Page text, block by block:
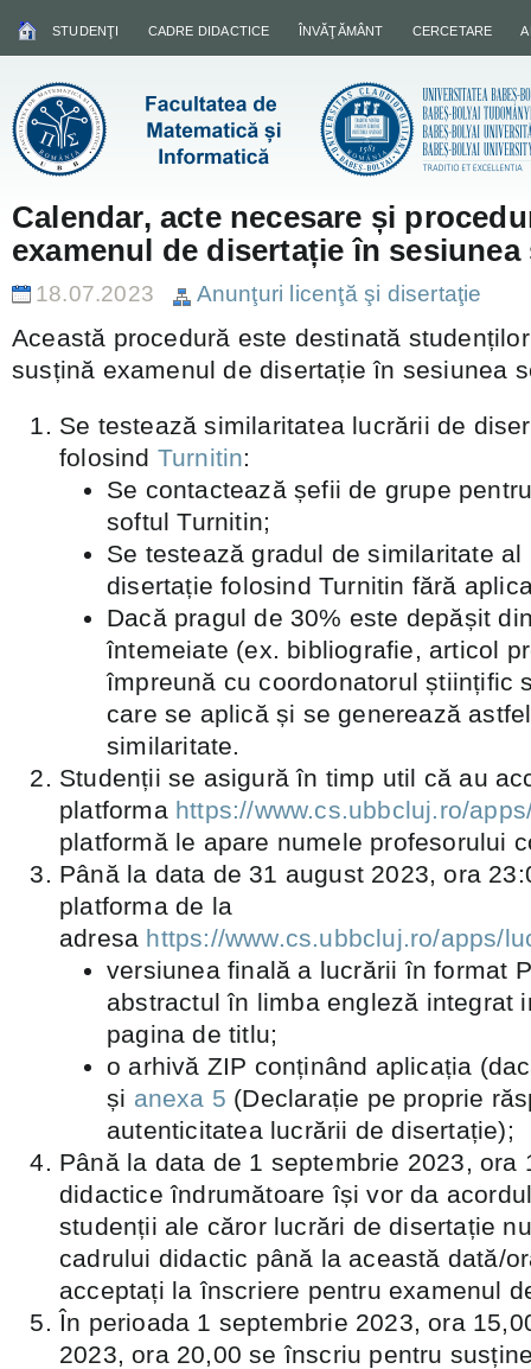
STUDENŢI CADRE DIDACTICE ÎNVĂŢĂMÂNT CERCETARE
Calendar, acte necesare și
examenul de disertație în sesiunea
18.07.2023 Anunţuri licenţă şi disertaţie
Această procedură este destinată
susțină examenul de disertație în sesiunea
Se testează similaritatea lucrării de
folosind Turnitin:
Se contactează șefii de grupe
softul Turnitin;
Se testează gradul de similaritate al
disertație folosind Turnitin fără
Dacă pragul de 30% este depășit
întemeiate (ex. bibliografie, articol
împreună cu coordonatorul științific
care se aplică și se generează
similaritate.
Studenții se asigură în timp util că au
platforma https://www.cs.ubbcluj.ro/
platformă le apare numele profesorului
Până la data de 31 august 2023, ora
platforma de la
adresa https://www.cs.ubbcluj.ro/apps/
versiunea finală a lucrării în format
abstractul în limba engleză integrat
pagina de titlu;
o arhivă ZIP conținând aplicația
și anexa 5 (Declarație pe proprie
autenticitatea lucrării de disertație);
Până la data de 1 septembrie 2023, ora
didactice îndrumătoare își vor da
studenții ale căror lucrări de disertație
cadrului didactic până la această dată/
acceptați la înscriere pentru examenul
În perioada 1 septembrie 2023, ora
2023, ora 20,00 se înscriu pentru